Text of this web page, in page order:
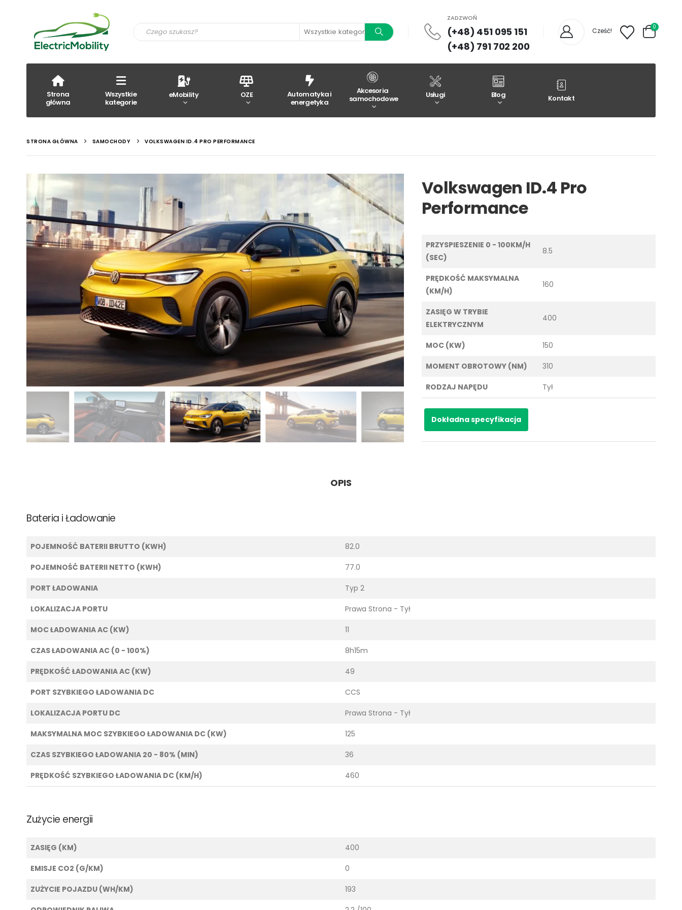
Wszystkie kategorie
ZADZWOŃ
(+48) 451 095 151
(+48) 791 702 200
Cześć! 0
Strona
główna
Wszystkie
kategorie
eMobility OZE
Automatyka i
energetyka
Akcesoria
samochodowe
Usługi Blog Kontakt
STRONA GŁÓWNA SAMOCHODY VOLKSWAGEN ID.4 PRO PERFORMANCE
Volkswagen ID.4 Pro
Performance
PRZYSPIESZENIE 0 - 100KM/H
(SEC)
8.5
PRĘDKOŚĆ MAKSYMALNA
(KM/H)
160
ZASIĘG W TRYBIE
ELEKTRYCZNYM
400
MOC (KW) 150
MOMENT OBROTOWY (NM) 310
RODZAJ NAPĘDU Tył
Dokładna specyfikacja
OPIS
Bateria i Ładowanie
POJEMNOŚĆ BATERII BRUTTO (KWH) 82.0
POJEMNOŚĆ BATERII NETTO (KWH) 77.0
PORT ŁADOWANIA Typ 2
LOKALIZACJA PORTU Prawa Strona - Tył
MOC ŁADOWANIA AC (KW) 11
CZAS ŁADOWANIA AC (0 - 100%) 8h15m
PRĘDKOŚĆ ŁADOWANIA AC (KW) 49
PORT SZYBKIEGO ŁADOWANIA DC CCS
LOKALIZACJA PORTU DC Prawa Strona - Tył
MAKSYMALNA MOC SZYBKIEGO ŁADOWANIA DC (KW) 125
CZAS SZYBKIEGO ŁADOWANIA 20 - 80% (MIN) 36
PRĘDKOŚĆ SZYBKIEGO ŁADOWANIA DC (KM/H) 460
Zużycie energii
ZASIĘG (KM) 400
EMISJE CO2 (G/KM) 0
ZUŻYCIE POJAZDU (WH/KM) 193